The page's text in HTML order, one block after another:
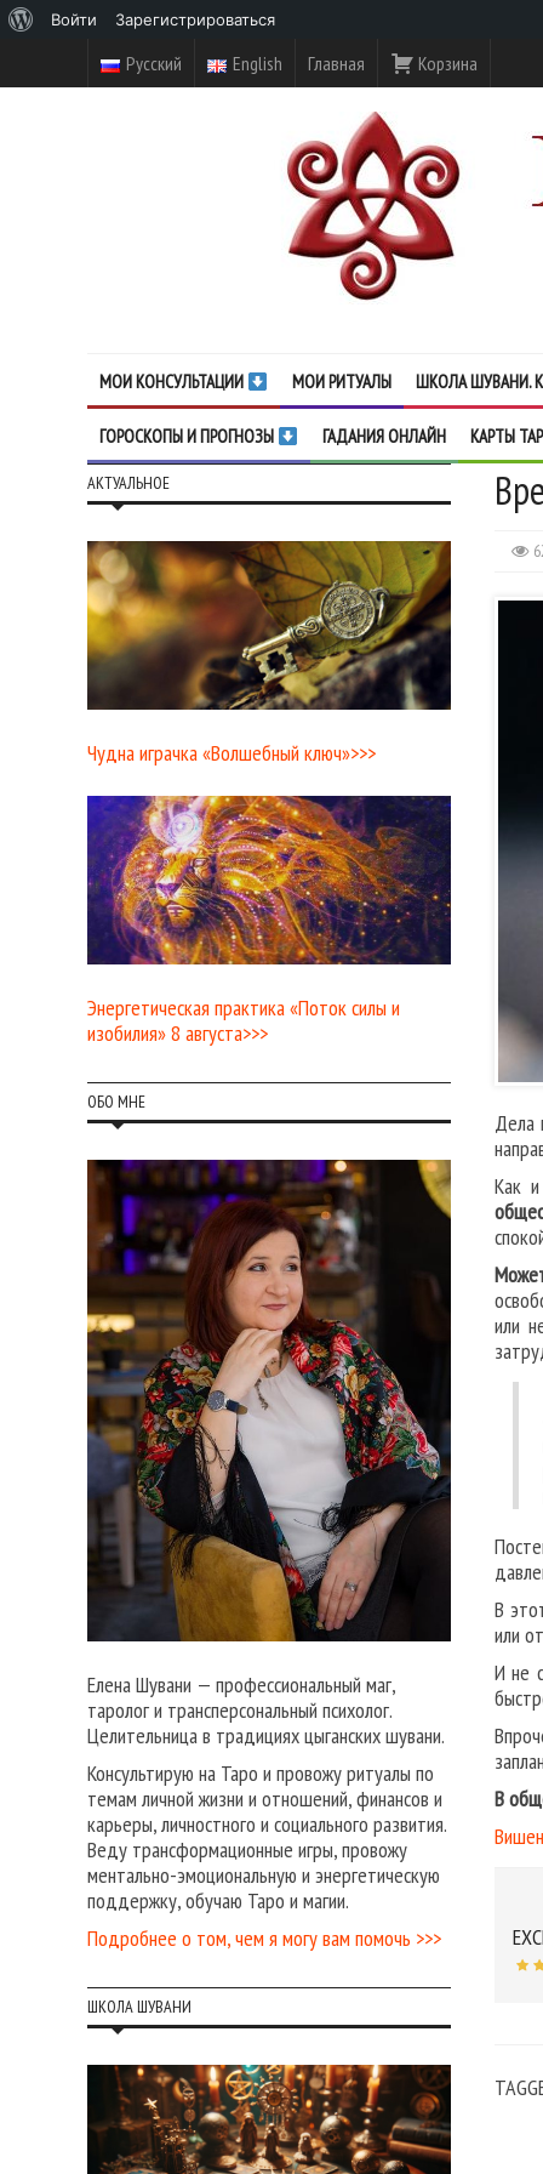
Русский English Главная Корзина
МОИ КОНСУЛЬТАЦИИ МОИ РИТУАЛЫ ШКОЛА ШУВАНИ.
ГОРОСКОПЫ И ПРОГНОЗЫ ГАДАНИЯ ОНЛАЙН КАРТЫ
Дела
Как
или
В
или
И не
В
АКТУАЛЬНОЕ
Чудна играчка «Волшебный ключ»>>>
Энергетическая практика «Поток силы и
изобилия» 8 августа>>>
ОБО МНЕ
Елена Шувани — профессиональный маг,
таролог и трансперсональный психолог.
Целительница в традициях цыганских шувани.
Консультирую на Таро и провожу ритуалы по
темам личной жизни и отношений, финансов и
карьеры, личностного и социального развития.
Веду трансформационные игры, провожу
ментально-эмоциональную и энергетическую
поддержку, обучаю Таро и магии.
Подробнее о том, чем я могу вам помочь >>>
ШКОЛА ШУВАНИ
WordPress
Войти Зарегистрироваться